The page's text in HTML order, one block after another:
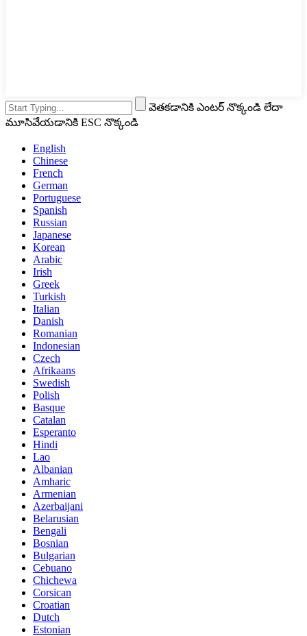
వెతకడానికి ఎంటర్ నొక్కండి లేదా
మూసివేయడానికి ESC నొక్కండి
English
Chinese
French
German
Portuguese
Spanish
Russian
Japanese
Korean
Arabic
Irish
Greek
Turkish
Italian
Danish
Romanian
Indonesian
Czech
Afrikaans
Swedish
Polish
Basque
Catalan
Esperanto
Hindi
Lao
Albanian
Amharic
Armenian
Azerbaijani
Belarusian
Bengali
Bosnian
Bulgarian
Cebuano
Chichewa
Corsican
Croatian
Dutch
Estonian